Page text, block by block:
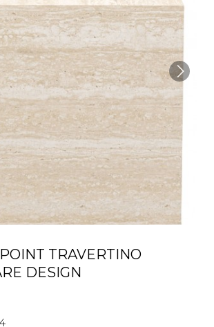
TRAVERTINO
DESIGN